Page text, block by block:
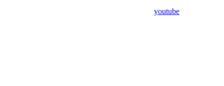
youtube